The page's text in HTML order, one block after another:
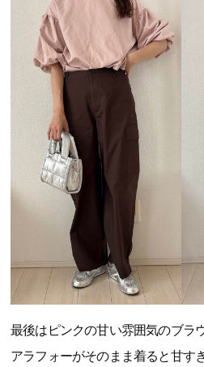
最後はピンクの甘い雰囲気のブラ
アラフォーがそのまま着ると甘す